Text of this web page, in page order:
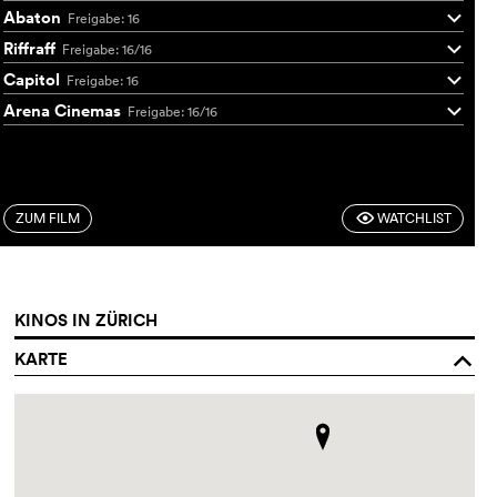
Abaton Freigabe: 16 q
Riffraff Freigabe: 16/16 q
Capitol Freigabe: 16 q
Arena Cinemas Freigabe: 16/16 q
ZUM FILM FWATCHLIST
KINOS IN ZÜRICH
KARTE
o